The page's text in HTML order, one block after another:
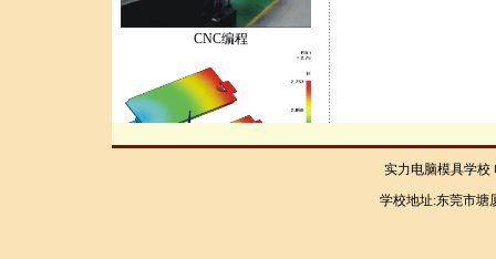
CNC编程
实力电脑模具学校
学校地址:东莞市塘